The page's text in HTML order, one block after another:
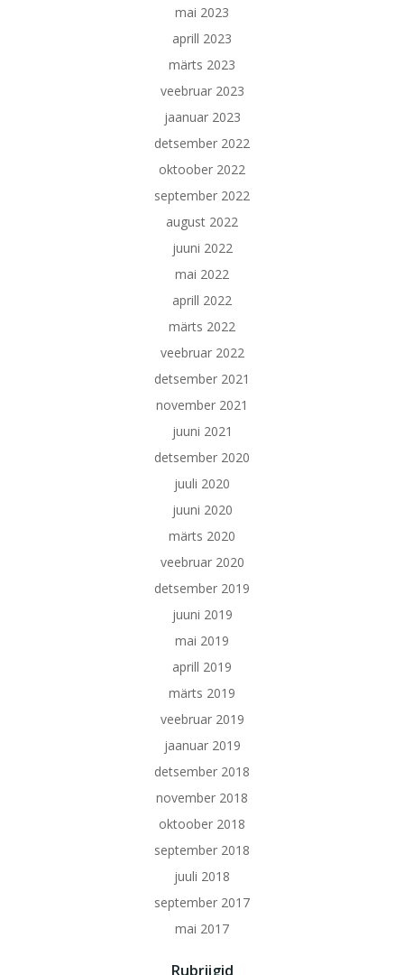
mai 2023
aprill 2023
märts 2023
veebruar 2023
jaanuar 2023
detsember 2022
oktoober 2022
september 2022
august 2022
juuni 2022
mai 2022
aprill 2022
märts 2022
veebruar 2022
detsember 2021
november 2021
juuni 2021
detsember 2020
juuli 2020
juuni 2020
märts 2020
veebruar 2020
detsember 2019
juuni 2019
mai 2019
aprill 2019
märts 2019
veebruar 2019
jaanuar 2019
detsember 2018
november 2018
oktoober 2018
september 2018
juuli 2018
september 2017
mai 2017
Rubriigid